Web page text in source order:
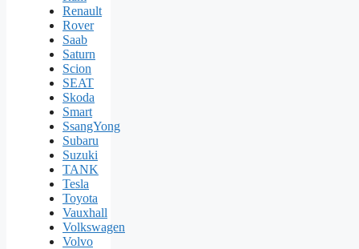
Renault
Rover
Saab
Saturn
Scion
SEAT
Skoda
Smart
SsangYong
Subaru
Suzuki
TANK
Tesla
Toyota
Vauxhall
Volkswagen
Volvo